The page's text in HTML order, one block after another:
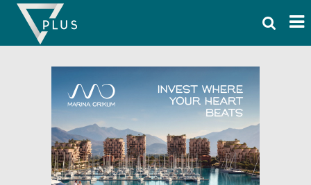
Skip
content